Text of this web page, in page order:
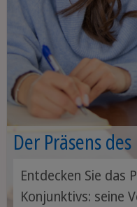
Der Präsens
Entdecken Sie das
Konjunktivs: seine